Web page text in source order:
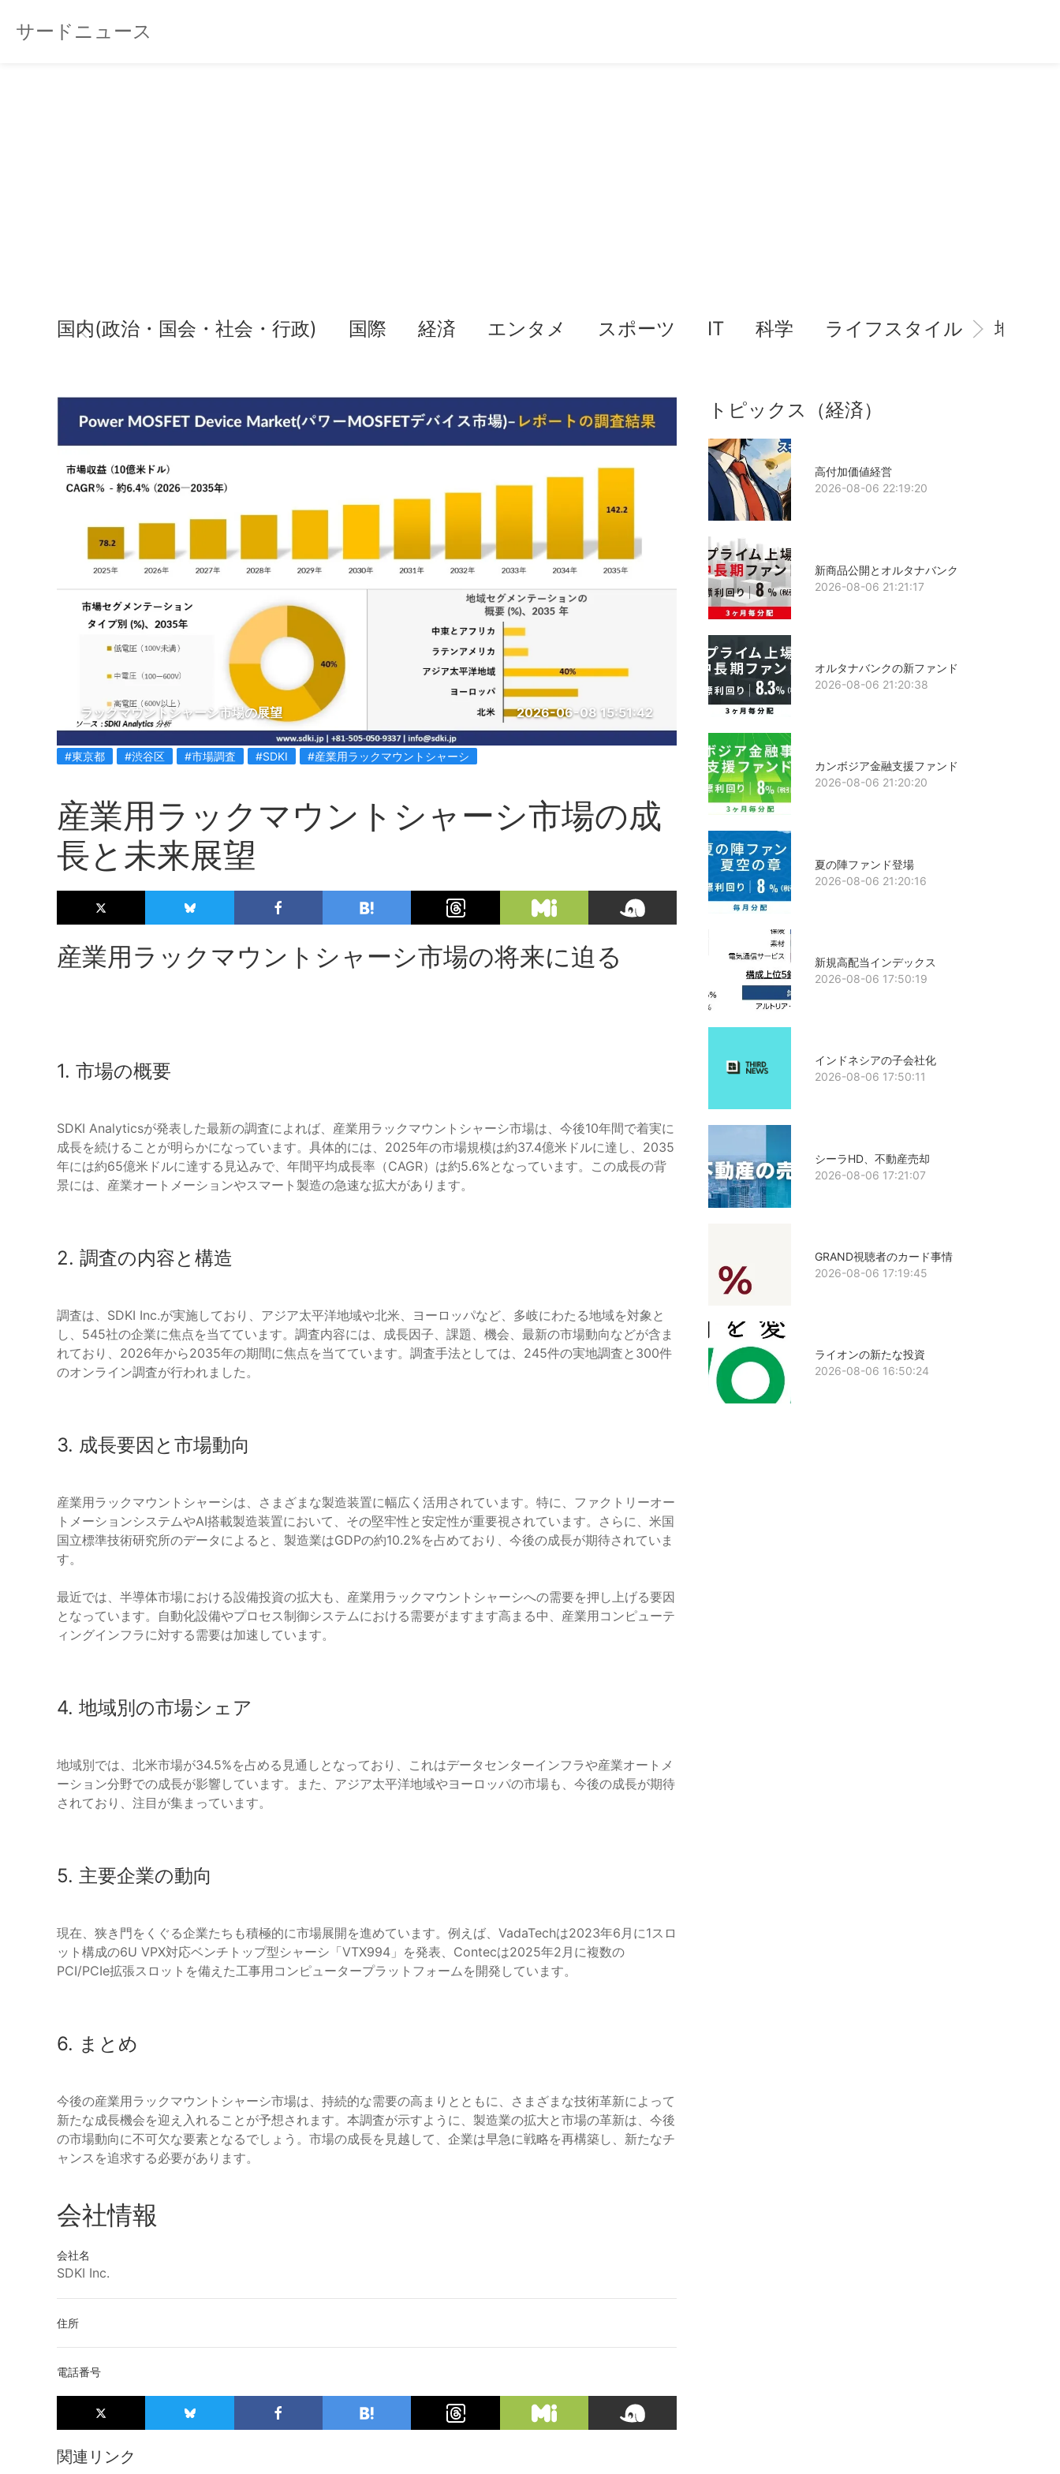
サードニュース
国内(政治・国会・社会・行政) 国際 経済 エンタメ スポーツ IT 科学 ライフスタイル 地域情
ラックマウントシャーシ市場の展望 2026-06-08 15:51:42
#東京都 #渋谷区 #市場調査 #SDKI #産業用ラックマウントシャーシ
産業用ラックマウントシャーシ市場の成
長と未来展望
産業用ラックマウントシャーシ市場の将来に迫る
1. 市場の概要
SDKI Analyticsが発表した最新の調査によれば、産業用ラックマウントシャーシ市場は、今後10年間で着実に
成長を続けることが明らかになっています。具体的には、2025年の市場規模は約37.4億米ドルに達し、2035
年には約65億米ドルに達する見込みで、年間平均成長率（CAGR）は約5.6%となっています。この成長の背
景には、産業オートメーションやスマート製造の急速な拡大があります。
2. 調査の内容と構造
調査は、SDKI Inc.が実施しており、アジア太平洋地域や北米、ヨーロッパなど、多岐にわたる地域を対象と
し、545社の企業に焦点を当てています。調査内容には、成長因子、課題、機会、最新の市場動向などが含ま
れており、2026年から2035年の期間に焦点を当てています。調査手法としては、245件の実地調査と300件
のオンライン調査が行われました。
3. 成長要因と市場動向
産業用ラックマウントシャーシは、さまざまな製造装置に幅広く活用されています。特に、ファクトリーオー
トメーションシステムやAI搭載製造装置において、その堅牢性と安定性が重要視されています。さらに、米国
国立標準技術研究所のデータによると、製造業はGDPの約10.2%を占めており、今後の成長が期待されていま
す。
最近では、半導体市場における設備投資の拡大も、産業用ラックマウントシャーシへの需要を押し上げる要因
となっています。自動化設備やプロセス制御システムにおける需要がますます高まる中、産業用コンピューテ
ィングインフラに対する需要は加速しています。
4. 地域別の市場シェア
地域別では、北米市場が34.5%を占める見通しとなっており、これはデータセンターインフラや産業オートメ
ーション分野での成長が影響しています。また、アジア太平洋地域やヨーロッパの市場も、今後の成長が期待
されており、注目が集まっています。
5. 主要企業の動向
現在、狭き門をくぐる企業たちも積極的に市場展開を進めています。例えば、VadaTechは2023年6月に1スロ
ット構成の6U VPX対応ベンチトップ型シャーシ「VTX994」を発表、Contecは2025年2月に複数の
PCI/PCIe拡張スロットを備えた工事用コンピュータープラットフォームを開発しています。
6. まとめ
今後の産業用ラックマウントシャーシ市場は、持続的な需要の高まりとともに、さまざまな技術革新によって
新たな成長機会を迎え入れることが予想されます。本調査が示すように、製造業の拡大と市場の革新は、今後
の市場動向に不可欠な要素となるでしょう。市場の成長を見越して、企業は早急に戦略を再構築し、新たなチ
ャンスを追求する必要があります。
会社情報
会社名
SDKI Inc.
住所
電話番号
関連リンク
トピックス（経済）
高付加価値経営
2026-08-06 22:19:20
新商品公開とオルタナバンク
2026-08-06 21:21:17
オルタナバンクの新ファンド
2026-08-06 21:20:38
カンボジア金融支援ファンド
2026-08-06 21:20:20
夏の陣ファンド登場
2026-08-06 21:20:16
新規高配当インデックス
2026-08-06 17:50:19
インドネシアの子会社化
2026-08-06 17:50:11
シーラHD、不動産売却
2026-08-06 17:21:07
GRAND視聴者のカード事情
2026-08-06 17:19:45
ライオンの新たな投資
2026-08-06 16:50:24